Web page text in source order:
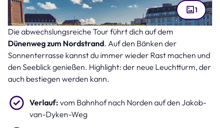
Neuer Leuchtturm auf Borkum (Bild: Olaf – stock.adobe.com )
1
Die abwechslungsreiche Tour führt dich auf dem
Dünenweg zum Nordstrand. Auf den Bänken der
Sonnenterrasse kannst du immer wieder Rast machen und
den Seeblick genießen. Highlight: der neue Leuchtturm, der
auch bestiegen werden kann.
Verlauf: vom Bahnhof nach Norden auf den Jakob-
van-Dyken-Weg